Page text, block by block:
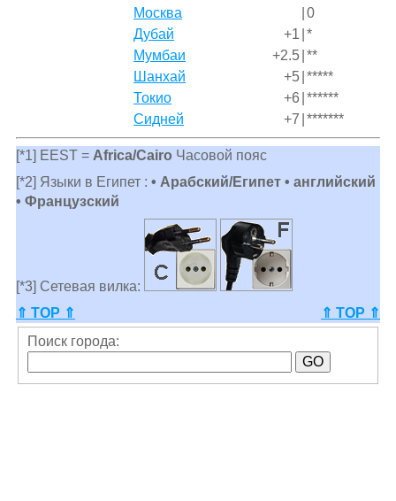
Москва
0
Дубай
+1 *
Мумбаи
+2.5 **
Шанхай
+5 *****
Токио
+6 ******
Сидней
+7 *******
[*1] EEST = Africa/Cairo Часовой пояс
[*2] Языки в Египет : • Арабский/Египет • английский
• Французский
[*3] Сетевая вилка:
⇑ TOP ⇑
⇑ TOP ⇑
Поиск города: